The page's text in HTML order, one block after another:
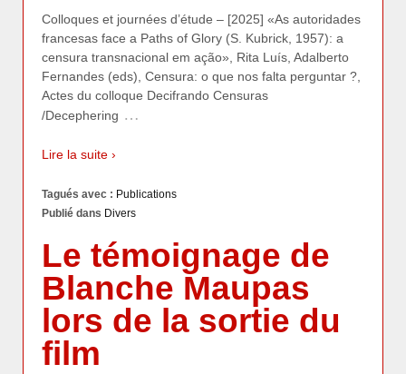
Colloques et journées d’étude – [2025] «As autoridades
francesas face a Paths of Glory (S. Kubrick, 1957): a
censura transnacional em ação», Rita Luís, Adalberto
Fernandes (eds), Censura: o que nos falta perguntar ?,
Actes du colloque Decifrando Censuras
/Decephering …
Lire la suite ›
Tagués avec : Publications
Publié dans Divers
Le témoignage de
Blanche Maupas
lors de la sortie du
film